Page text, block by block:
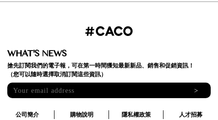
WHAT'S NEWS
搶先訂閱我們的電子報，可在第一時間獲知最新新品、銷售和促銷資訊！
（您可以隨時選擇取消訂閱這些資訊）
>
公司簡介 購物說明 隱私權政策
人才招募